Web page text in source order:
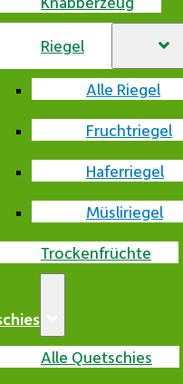
Riegel
Alle Riegel
Fruchtriegel
Haferriegel
Müsliriegel
Trockenfrüchte
Alle Quetschies